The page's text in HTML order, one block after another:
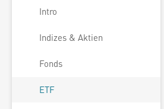
Intro
Indizes & Aktien
Fonds
ETF